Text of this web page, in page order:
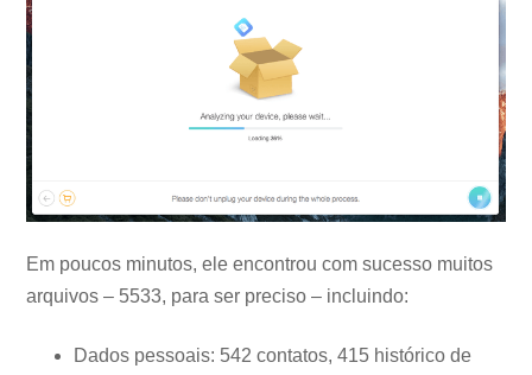
Em poucos minutos, ele encontrou com sucesso muitos
arquivos – 5533, para ser preciso – incluindo:
Dados pessoais: 542 contatos, 415 histórico de